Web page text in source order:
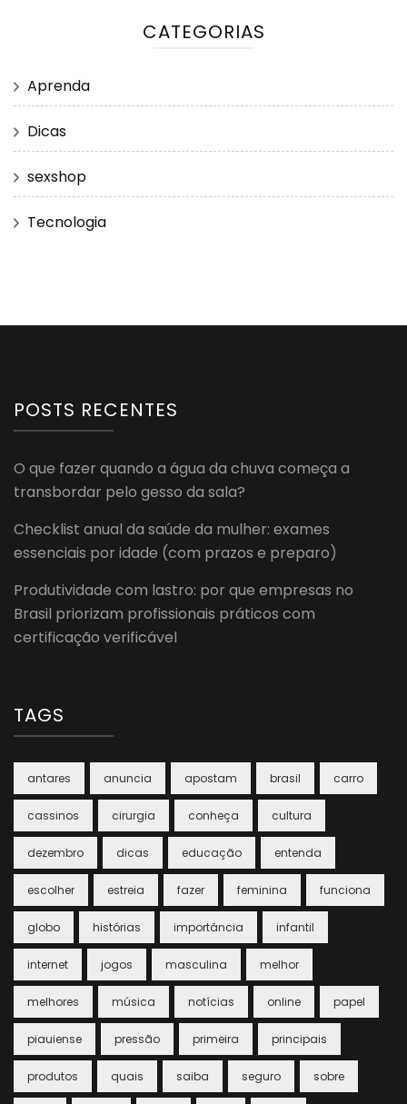
CATEGORIAS
Aprenda
Dicas
sexshop
Tecnologia
POSTS RECENTES
O que fazer quando a água da chuva começa a
transbordar pelo gesso da sala?
Checklist anual da saúde da mulher: exames
essenciais por idade (com prazos e preparo)
Produtividade com lastro: por que empresas no
Brasil priorizam profissionais práticos com
certificação verificável
TAGS
antares anuncia apostam brasil carro
cassinos cirurgia conheça cultura
dezembro dicas educação entenda
escolher estreia fazer feminina funciona
globo histórias importância infantil
internet jogos masculina melhor
melhores música notícias online papel
piauiense pressão primeira principais
produtos quais saiba seguro sobre